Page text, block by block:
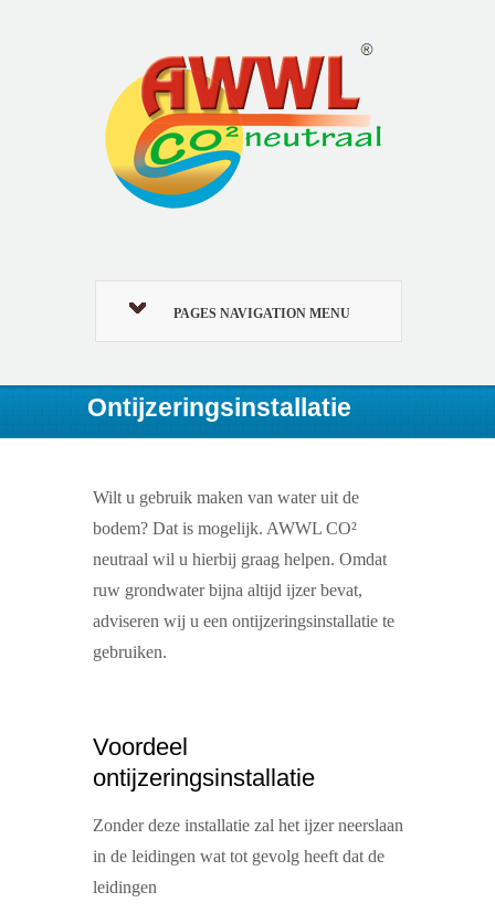
PAGES NAVIGATION MENU
Ontijzeringsinstallatie
Wilt u gebruik maken van water uit de
bodem? Dat is mogelijk. AWWL CO²
neutraal wil u hierbij graag helpen. Omdat
ruw grondwater bijna altijd ijzer bevat,
adviseren wij u een ontijzeringsinstallatie te
gebruiken.
Voordeel
ontijzeringsinstallatie
Zonder deze installatie zal het ijzer neerslaan
in de leidingen wat tot gevolg heeft dat de
leidingen